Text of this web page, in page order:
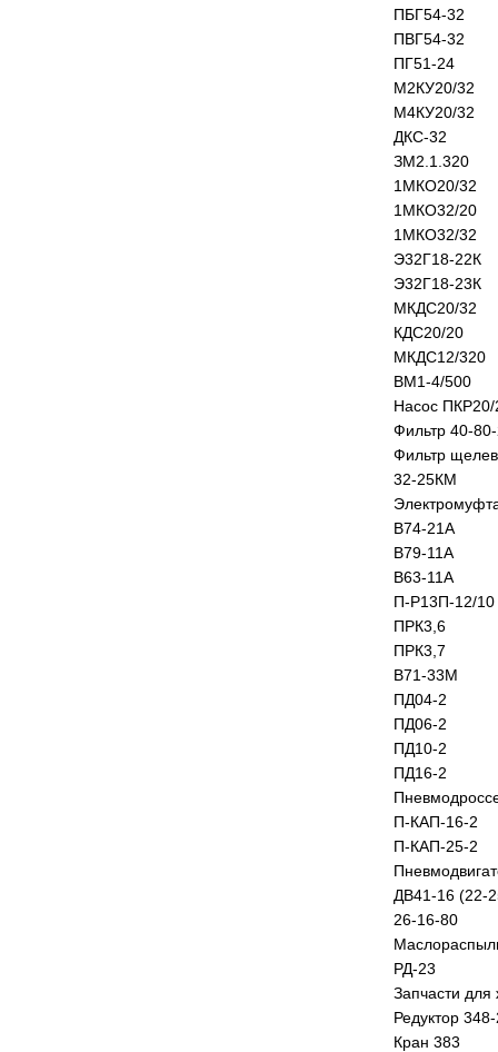
ПБГ54-32
ПВГ54-32
ПГ51-24
М2КУ20/32
М4КУ20/32
ДКС-32
ЗМ2.1.320
1МКО20/32
1МКО32/20
1МКО32/32
Э32Г18-22К
Э32Г18-23К
МКДС20/32
КДС20/20
МКДС12/320
ВМ1-4/500
Насос ПКР20/
Фильтр 40-
Фильтр
32-25КМ
В74-21А
В79-11А
В63-11А
П-Р13П-12/10
ПРК3,6
ПРК3,7
В71-33М
ПД04-2
ПД06-2
ПД10-2
ПД16-2
П-КАП-16-2
П-КАП-25-2
ДВ41-16 (22-
26-16-80
РД-23
Запчасти для
Редуктор
Кран 383